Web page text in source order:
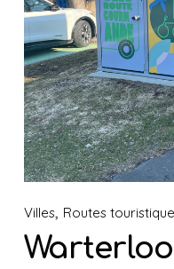
Villes, Routes
Warterloo